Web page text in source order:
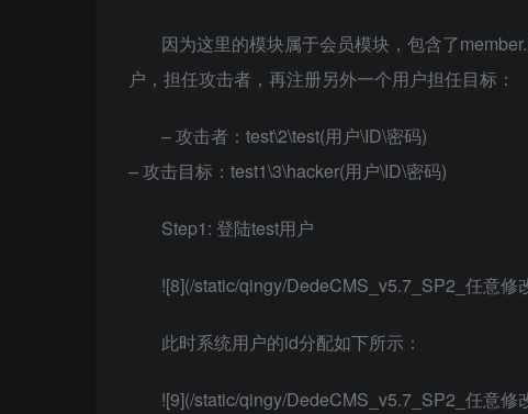
因为这里的模块属于会员模块，包含了
户，担任攻击者，再注册另外一个用户担任目标：
– 攻击者：test\2\test(用户\ID\密码)
– 攻击目标：test1\3\hacker(用户\ID\密码)
Step1: 登陆test用户
![8](/static/qingy/DedeCMS_v5.7_SP2_任意修
此时系统用户的id分配如下所示：
![9](/static/qingy/DedeCMS_v5.7_SP2_任意修